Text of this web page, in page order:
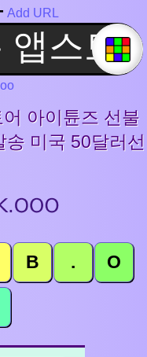
Add URL
아이튠즈 선불
미국 50달러선
B . O